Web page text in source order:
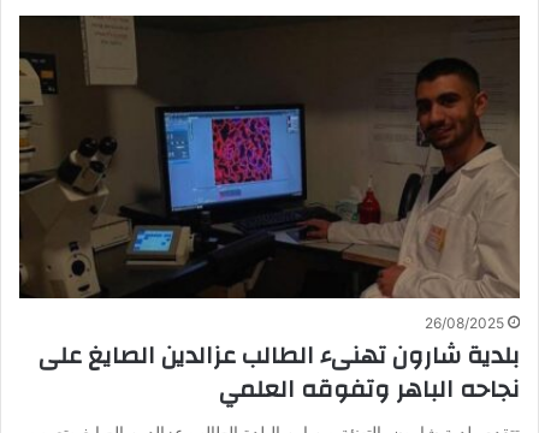
26/08/2025
بلدية شارون تهنىء الطالب عزالدين الصايغ على
نجاحه الباهر وتفوقه العلمي